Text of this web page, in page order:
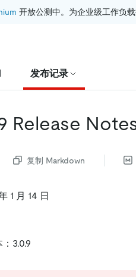
开放公测中。为企业级工作负
发布记录
Release
复制 Markdown
1 月 14 日
3.0.9